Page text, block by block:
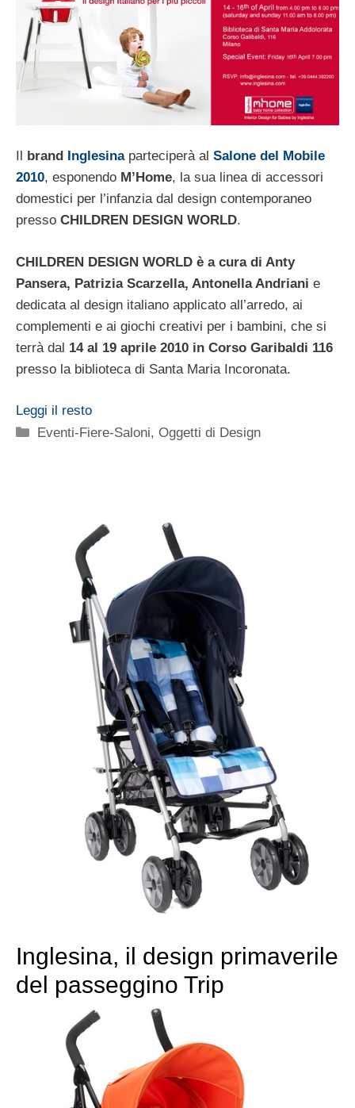
Il brand Inglesinaparteciperà al Salone del Mobile
2010, esponendo M’Home, la sua linea di accessori
domestici per l’infanzia dal design contemporaneo
presso CHILDREN DESIGN WORLD.
CHILDREN DESIGN WORLD è a cura di Anty
Pansera, Patrizia Scarzella, Antonella Andriani e
dedicata al design italiano applicato all’arredo, ai
complementi e ai giochi creativi per i bambini, che si
terrà dal 14 al 19 aprile 2010 in Corso Garibaldi 116
presso la biblioteca di Santa Maria Incoronata.
Leggi il resto
Categorie
Eventi-Fiere-Saloni,Oggetti di Design
Inglesina, il design primaverile
del passeggino Trip